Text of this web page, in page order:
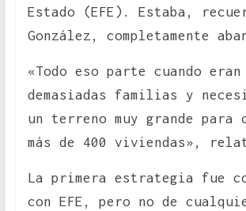
Estado (EFE). Estaba,
González, completamente
«Todo eso parte cuando eran
demasiadas familias y
un terreno muy grande para
más de 400 viviendas»,
La primera estrategia fue
con EFE, pero no de